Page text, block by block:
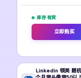
库存 有货
立即购买
Linkedin 领英 随